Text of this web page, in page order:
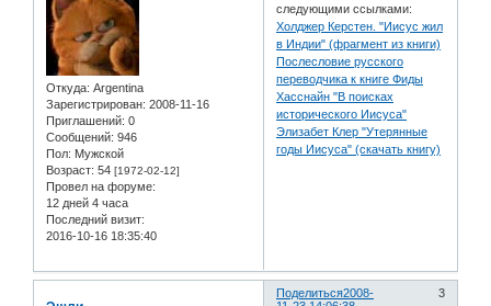
Откуда: Argentina
Зарегистрирован: 2008-11-16
Приглашений: 0
Сообщений: 946
Пол: Мужской
Возраст: 54 [1972-02-12]
Провел на форуме:
12 дней 4 часа
Последний визит:
2016-10-16 18:35:40
следующими ссылками:
Холджер Керстен. "Иисус жил
в Индии" (фрагмент из книги)
Послесловие русского
переводчика к книге Фиды
Хасснайн "В поисках
исторического Иисуса"
Элизабет Клер "Утерянные
годы Иисуса" (скачать книгу)
Поделиться 3
2008-